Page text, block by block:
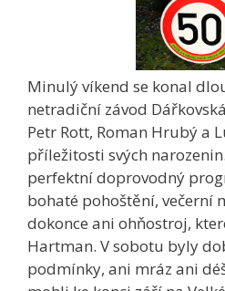
Minulý víkend se konal
netradiční závod
Petr Rott, Roman Hrubý a
příležitosti svých
perfektní doprovodný
bohaté pohoštění, večerní
dokonce ani ohňostroj,
Hartman. V sobotu byly
podmínky, ani mráz ani